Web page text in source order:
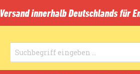
Versand innerhalb Deutschlands für